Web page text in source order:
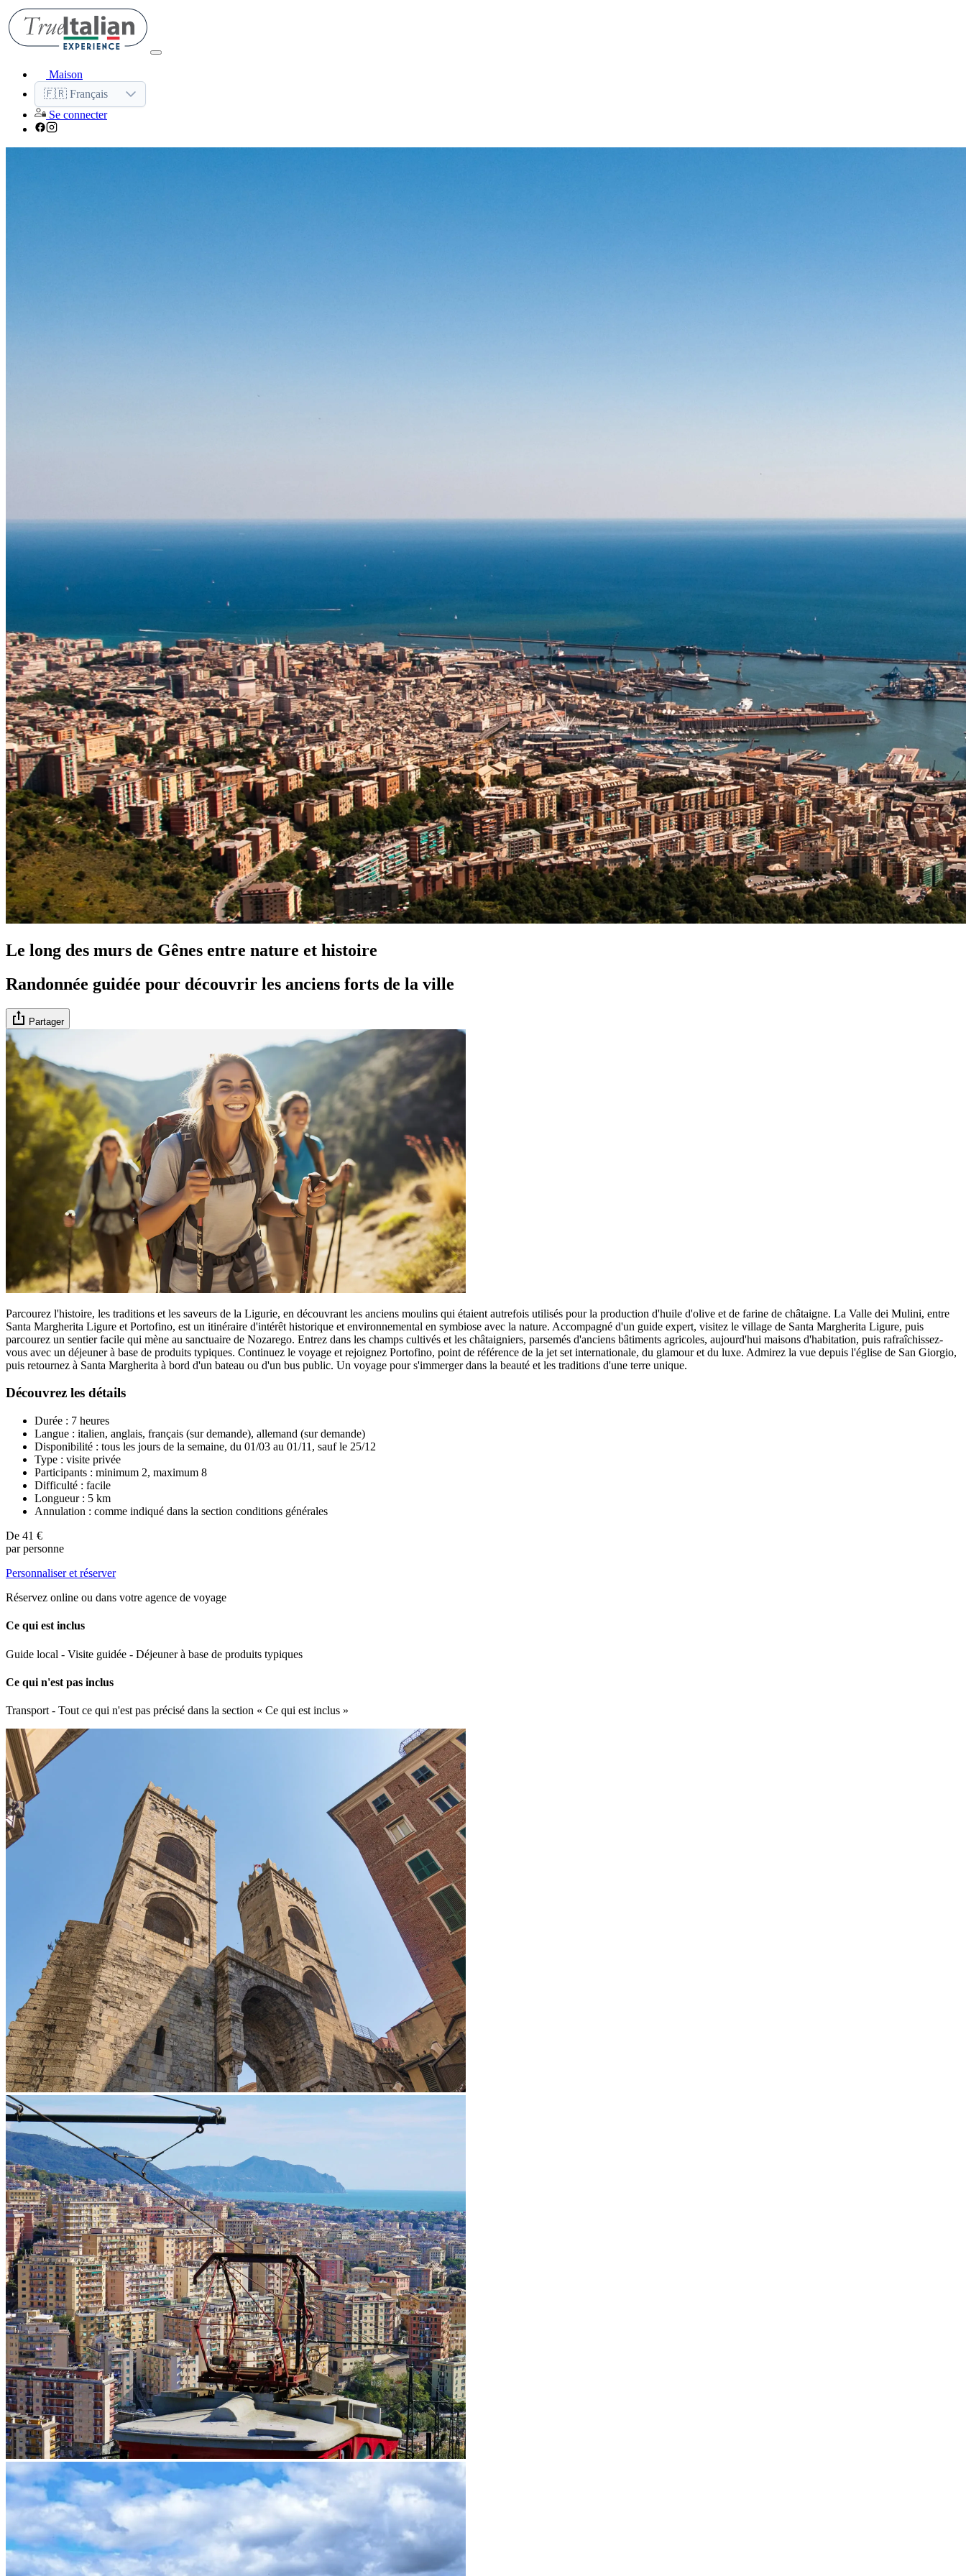
Maison
🇫🇷 Français
Se connecter
Le long des murs de Gênes entre nature et histoire
Randonnée guidée pour découvrir les anciens forts de la ville
Partager
Parcourez l'histoire, les traditions et les saveurs de la Ligurie, en découvrant les anciens moulins qui étaient autrefois utilisés pour la production d'huile d'olive et de farine de châtaigne. La Valle dei Mulini, entre
Santa Margherita Ligure et Portofino, est un itinéraire d'intérêt historique et environnemental en symbiose avec la nature. Accompagné d'un guide expert, visitez le village de Santa Margherita Ligure, puis
parcourez un sentier facile qui mène au sanctuaire de Nozarego. Entrez dans les champs cultivés et les châtaigniers, parsemés d'anciens bâtiments agricoles, aujourd'hui maisons d'habitation, puis rafraîchissez-
vous avec un déjeuner à base de produits typiques. Continuez le voyage et rejoignez Portofino, point de référence de la jet set internationale, du glamour et du luxe. Admirez la vue depuis l'église de San Giorgio,
puis retournez à Santa Margherita à bord d'un bateau ou d'un bus public. Un voyage pour s'immerger dans la beauté et les traditions d'une terre unique.
Découvrez les détails
Durée : 7 heures
Langue : italien, anglais, français (sur demande), allemand (sur demande)
Disponibilité : tous les jours de la semaine, du 01/03 au 01/11, sauf le 25/12
Type : visite privée
Participants : minimum 2, maximum 8
Difficulté : facile
Longueur : 5 km
Annulation : comme indiqué dans la section conditions générales
De 41 €
par personne
Personnaliser et réserver
Réservez online ou dans votre agence de voyage
Ce qui est inclus
Guide local - Visite guidée - Déjeuner à base de produits typiques
Ce qui n'est pas inclus
Transport - Tout ce qui n'est pas précisé dans la section « Ce qui est inclus »